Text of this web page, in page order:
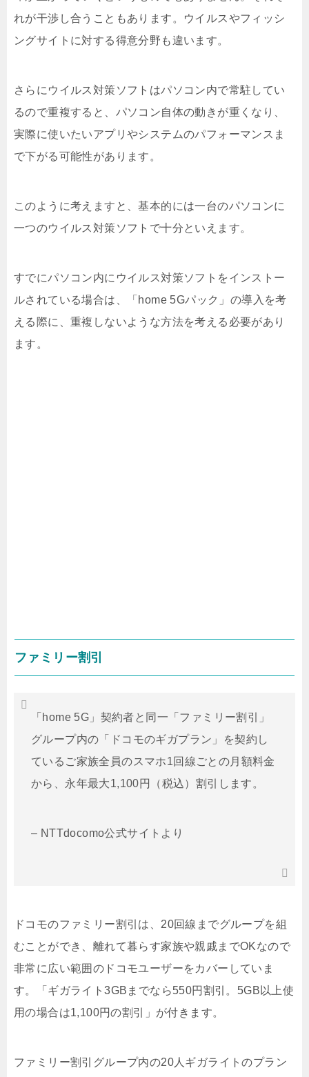
れが干渉し合うこともあります。ウイルスやフィッシ
ングサイトに対する得意分野も違います。
さらにウイルス対策ソフトはパソコン内で常駐してい
るので重複すると、パソコン自体の動きが重くなり、
実際に使いたいアプリやシステムのパフォーマンスま
で下がる可能性があります。
このように考えますと、基本的には一台のパソコンに
一つのウイルス対策ソフトで十分といえます。
すでにパソコン内にウイルス対策ソフトをインストー
ルされている場合は、「home 5Gパック」の導入を考
える際に、重複しないような方法を考える必要があり
ます。
ファミリー割引
「home 5G」契約者と同一「ファミリー割引」
グループ内の「ドコモのギガプラン」を契約し
ているご家族全員のスマホ1回線ごとの月額料金
から、永年最大1,100円（税込）割引します。
– NTTdocomo公式サイトより
ドコモのファミリー割引は、20回線までグループを組
むことができ、離れて暮らす家族や親戚までOKなので
非常に広い範囲のドコモユーザーをカバーしていま
す。「ギガライト3GBまでなら550円割引。5GB以上使
用の場合は1,100円の割引」が付きます。
ファミリー割引グループ内の20人ギガライトのプラン